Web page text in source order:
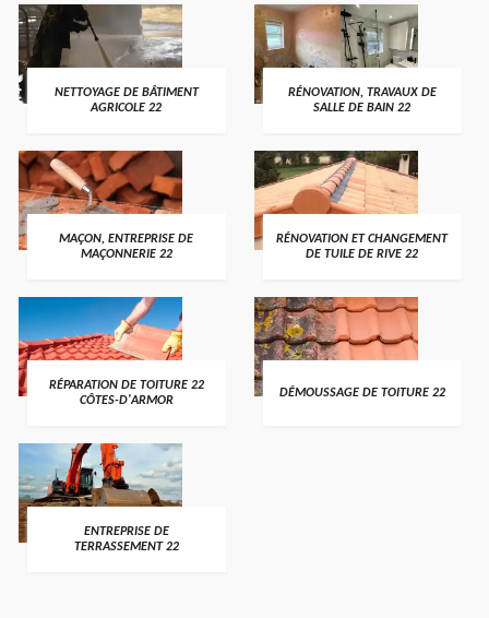
NETTOYAGE DE BÂTIMENT
AGRICOLE 22
RÉNOVATION, TRAVAUX DE
SALLE DE BAIN 22
MAÇON, ENTREPRISE DE
MAÇONNERIE 22
RÉNOVATION ET CHANGEMENT
DE TUILE DE RIVE 22
RÉPARATION DE TOITURE 22
CÔTES-D'ARMOR
DÉMOUSSAGE DE TOITURE 22
ENTREPRISE DE
TERRASSEMENT 22